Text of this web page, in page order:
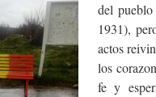
del
1931),
actos
los
fe y